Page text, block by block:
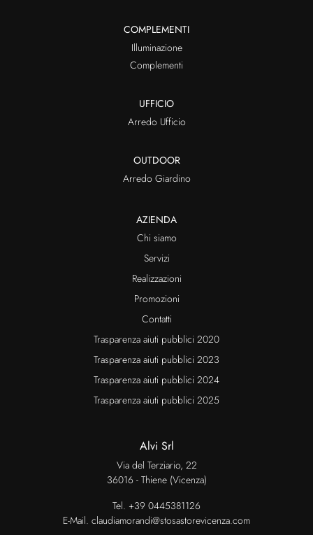
COMPLEMENTI
Illuminazione
Complementi
UFFICIO
Arredo Ufficio
OUTDOOR
Arredo Giardino
AZIENDA
Chi siamo
Servizi
Realizzazioni
Promozioni
Contatti
Trasparenza aiuti pubblici 2020
Trasparenza aiuti pubblici 2023
Trasparenza aiuti pubblici 2024
Trasparenza aiuti pubblici 2025
Alvi Srl
Via del Terziario, 22
36016 - Thiene (Vicenza)
Tel. +39 0445381126
E-Mail. claudiamorandi@stosastorevicenza.com